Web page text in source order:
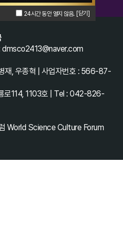
재, 우종혁 | 사업자번호 : 566-87-
로114, 1103호 | Tel : 042-826-
World Science Culture Forum
24시간 동안 열지 않음. [닫기]